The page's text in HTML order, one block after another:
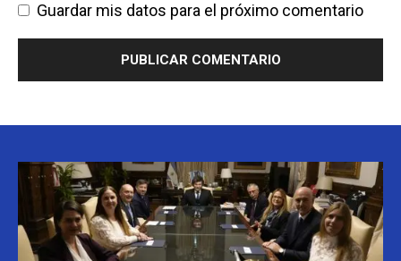
Guardar mis datos para el próximo comentario